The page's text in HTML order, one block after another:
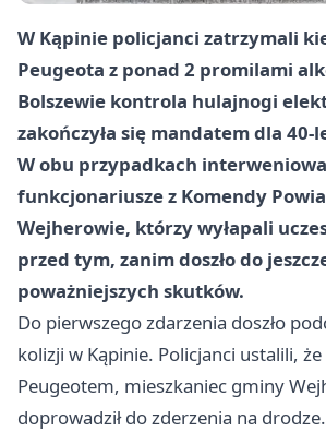
W Kąpinie policjanci zatrzymali
Peugeota z ponad 2 promilami
Bolszewie kontrola hulajnogi
zakończyła się mandatem dla 40-
W obu przypadkach
funkcjonariusze z Komendy
Wejherowie, którzy wyłapali
przed tym, zanim doszło do
poważniejszych skutków.
Do pierwszego zdarzenia doszło
kolizji w Kąpinie. Policjanci ustalili,
Peugeotem, mieszkaniec gminy
doprowadził do zderzenia na